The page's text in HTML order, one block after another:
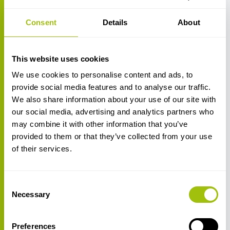
Consent Details About
This website uses cookies
We use cookies to personalise content and ads, to
provide social media features and to analyse our traffic.
We also share information about your use of our site with
our social media, advertising and analytics partners who
may combine it with other information that you’ve
provided to them or that they’ve collected from your use
of their services.
Selection
Necessary
Preferences
verfügbaren Festplattenspeicher im Auge und meldet
Probleme, bevor sie die Produktion stoppen, und
volle Festplatte ist eine der häufigsten und störendsten
Ursachen für einen angehaltenen Druckjob, und sie
tritt fast immer ohne Vorwarnung auf. Die
Überwachung macht daraus ein Problem, das Sie im
Voraus lösen können. Was es verhindert: kostspielige
Unterbrechungen durch ein unerwartet volles
Laufwerk, überraschende Fehler bei langen Druckjobs
und die Ausfallzeit, die folgt, wenn einem System der
Richtung. Neben den umfassenderen Stärken von
Guard für eine Software, die auf die Anforderungen